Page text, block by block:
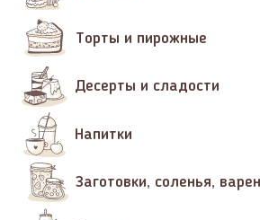
Торты и пирожные
Десерты и сладости
Напитки
Заготовки, соленья,